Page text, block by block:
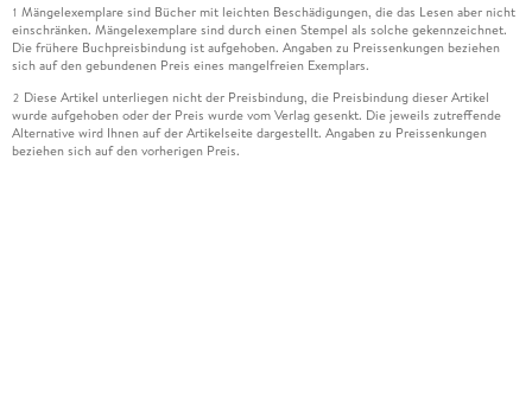
1 Mängelexemplare sind Bücher mit leichten Beschädigungen, die das Lesen aber nicht
einschränken. Mängelexemplare sind durch einen Stempel als solche gekennzeichnet.
Die frühere Buchpreisbindung ist aufgehoben. Angaben zu Preissenkungen beziehen
sich auf den gebundenen Preis eines mangelfreien Exemplars.
2 Diese Artikel unterliegen nicht der Preisbindung, die Preisbindung dieser Artikel
wurde aufgehoben oder der Preis wurde vom Verlag gesenkt. Die jeweils zutreffende
Alternative wird Ihnen auf der Artikelseite dargestellt. Angaben zu Preissenkungen
beziehen sich auf den vorherigen Preis.